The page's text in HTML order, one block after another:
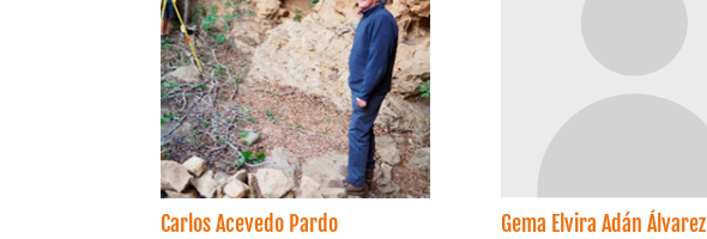
Carlos Acevedo Pardo Gema Elvira Adán Álvarez